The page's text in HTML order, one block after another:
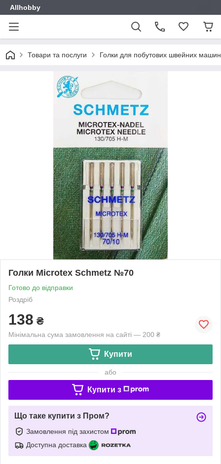
Allhobby
Товари та послуги Голки для побутових швейних машин
Голки Microtex Schmetz №70
Готово до відправки
Роздріб
138 ₴
Мінімальна сума замовлення на сайті — 200 ₴
Купити
або
Купити з
Що таке купити з Пром?
Замовлення під захистом
Доступна доставка